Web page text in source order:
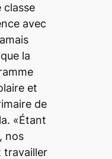
classe
avec
la
et
de
«Étant
nos
travailler